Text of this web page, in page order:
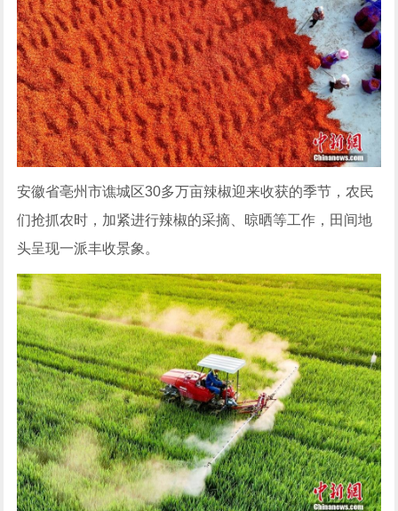
安徽省亳州市谯城区30多万亩辣椒迎来收获的季节，农民
们抢抓农时，加紧进行辣椒的采摘、晾晒等工作，田间地
头呈现一派丰收景象。